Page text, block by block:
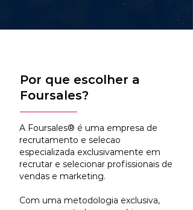
Por que escolher a
Foursales?
A Foursales® é uma empresa de
recrutamento e selecao
especializada exclusivamente em
recrutar e selecionar profissionais de
vendas e marketing.
Com uma metodologia exclusiva,